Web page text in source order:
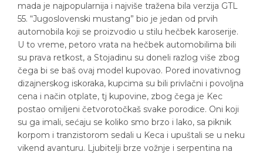
mada je najpopularnija i najviše tražena bila verzija GTL
55. “Jugoslovenski mustang” bio je jedan od prvih
automobila koji se proizvodio u stilu hečbek karoserije.
U to vreme, petoro vrata na hečbek automobilima bili
su prava retkost, a Stojadinu su doneli razlog više zbog
čega bi se baš ovaj model kupovao. Pored inovativnog
dizajnerskog iskoraka, kupcima su bili privlačni i povoljna
cena i način otplate, tj kupovine, zbog čega je Kec
postao omiljeni četvorotočkaš svake porodice. Oni koji
su ga imali, sećaju se koliko smo brzo i lako, sa piknik
korpom i tranzistorom sedali u Keca i upuštali se u neku
vikend avanturu. Ljubitelji brze vožnje i serpentina na